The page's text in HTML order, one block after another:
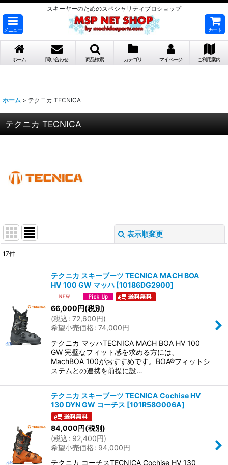
スキーヤーのためのスペシャリティプロショップ
メニュー カート
ホーム 問い合わせ 商品検索 カテゴリ マイページ ご利用案内
ホーム > テクニカ TECNICA
テクニカ TECNICA
表示順変更
並び順
絞り込む
17件
テクニカ スキーブーツ TECNICA MACH BOA
HV 100 GW マッハ [10186DG2900]
66,000円(税別)
(税込: 72,600円)
希望小売価格: 74,000円
テクニカ マッハTECNICA MACH BOA HV 100
GW 完璧なフィット感を求める方には、
MachBOA 100がおすすめです。BOA®フィットシ
ステムとの連携を前提に設…
テクニカ スキーブーツ TECNICA Cochise HV
130 DYN GW コーチス [101R58G006A]
84,000円(税別)
(税込: 92,400円)
希望小売価格: 94,000円
テクニカ コーチスTECNICA Cochise HV 130